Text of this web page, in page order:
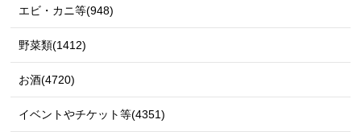
エビ・カニ等(948)
野菜類(1412)
お酒(4720)
イベントやチケット等(4351)